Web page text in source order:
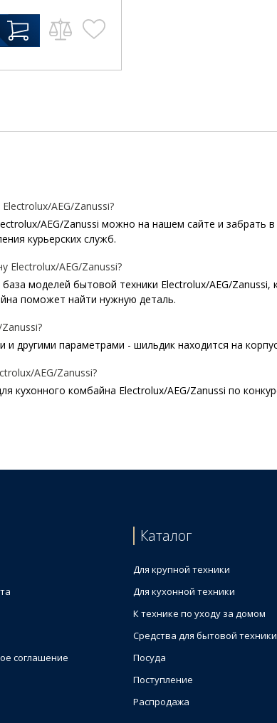
AEG/Zanussi?
AEG/Zanussi можно на нашем сайте и забрать
курьерских служб.
Electrolux/AEG/Zanussi?
моделей бытовой техники Electrolux/AEG/
поможет найти нужную деталь.
другими параметрами - шильдик находится на
AEG/Zanussi?
кухонного комбайна Electrolux/AEG/Zanussi по
соглашение
Каталог
Для крупной техники
Для кухонной техники
К технике по уходу за домом
Средства для бытовой техники
Посуда
Поступление
Распродажа